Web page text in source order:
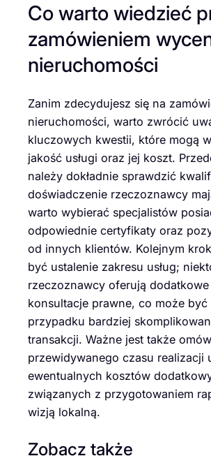
Co warto wiedzieć
zamówieniem
nieruchomości
Zanim zdecydujesz się na
nieruchomości, warto zwrócić
kluczowych kwestii, które mogą
jakość usługi oraz jej koszt.
należy dokładnie sprawdzić
doświadczenie rzeczoznawcy
warto wybierać specjalistów
odpowiednie certyfikaty oraz
od innych klientów. Kolejnym
być ustalenie zakresu usług;
rzeczoznawcy oferują
konsultacje prawne, co może
przypadku bardziej
transakcji. Ważne jest także
przewidywanego czasu realizacji
ewentualnych kosztów
związanych z przygotowaniem
wizją lokalną.
Zobacz także